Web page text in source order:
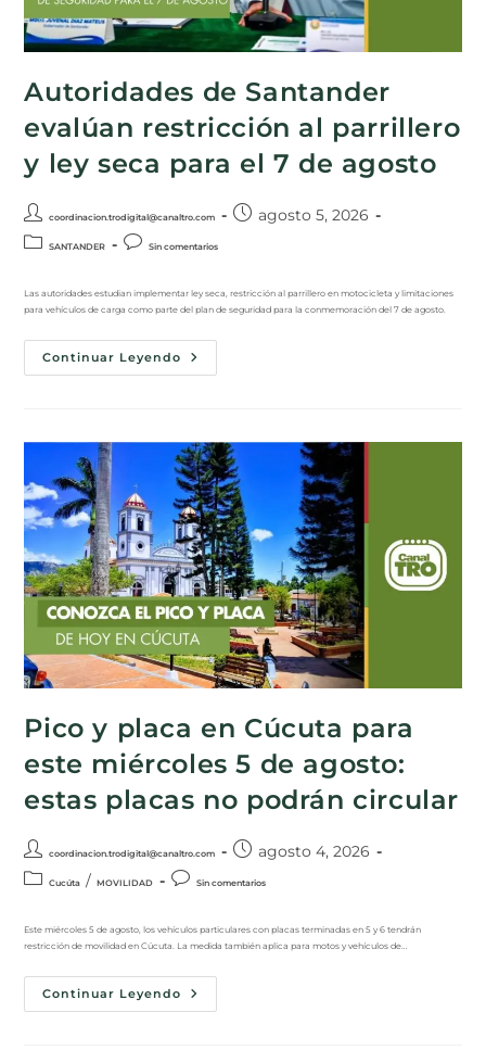
Autoridades de Santander
evalúan restricción al parrillero
y ley seca para el 7 de agosto
coordinacion.trodigital@canaltro.com agosto 5, 2026
SANTANDER Sin comentarios
Las autoridades estudian implementar ley seca, restricción al parrillero en motocicleta y limitaciones
para vehículos de carga como parte del plan de seguridad para la conmemoración del 7 de agosto.
Continuar Leyendo
Pico y placa en Cúcuta para
este miércoles 5 de agosto:
estas placas no podrán circular
coordinacion.trodigital@canaltro.com agosto 4, 2026
Cucúta / MOVILIDAD Sin comentarios
Este miércoles 5 de agosto, los vehículos particulares con placas terminadas en 5 y 6 tendrán
restricción de movilidad en Cúcuta. La medida también aplica para motos y vehículos de…
Continuar Leyendo